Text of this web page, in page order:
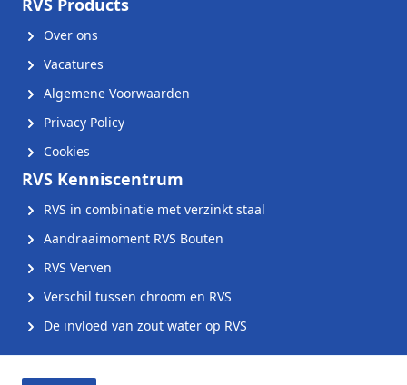
Over ons
Vacatures
Algemene Voorwaarden
Privacy Policy
Cookies
RVS Kenniscentrum
RVS in combinatie met verzinkt staal
Aandraaimoment RVS Bouten
RVS Verven
Verschil tussen chroom en RVS
De invloed van zout water op RVS